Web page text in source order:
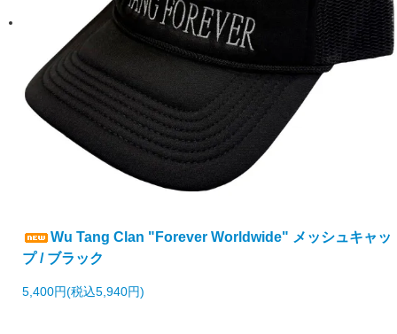
Wu Tang Clan "Forever Worldwide" メッシュキャッ
プ / ブラック
5,400円(税込5,940円)